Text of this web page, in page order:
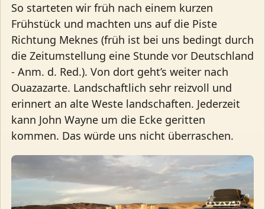
So starteten wir früh nach einem kurzen
Frühstück und machten uns auf die Piste
Richtung Meknes (früh ist bei uns bedingt durch
die Zeitumstellung eine Stunde vor Deutschland
- Anm. d. Red.). Von dort geht’s weiter nach
Ouazazarte. Landschaftlich sehr reizvoll und
erinnert an alte Weste landschaften. Jederzeit
kann John Wayne um die Ecke geritten
kommen. Das würde uns nicht überraschen.